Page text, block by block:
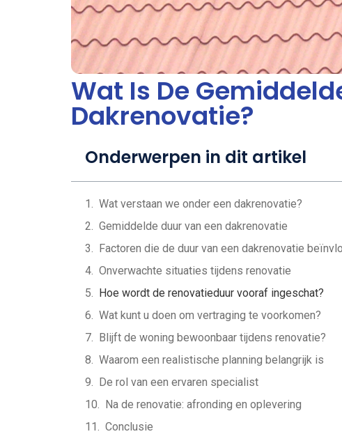
Wat Is De
Dakrenovatie?
Onderwerpen in dit artikel
Wat verstaan we onder een dakrenovatie?
Gemiddelde duur van een dakrenovatie
Factoren die de duur van een dakrenovatie
Onverwachte situaties tijdens renovatie
Hoe wordt de renovatieduur vooraf ingeschat?
Wat kunt u doen om vertraging te voorkomen?
Blijft de woning bewoonbaar tijdens renovatie?
Waarom een realistische planning belangrijk is
De rol van een ervaren specialist
Na de renovatie: afronding en oplevering
Conclusie